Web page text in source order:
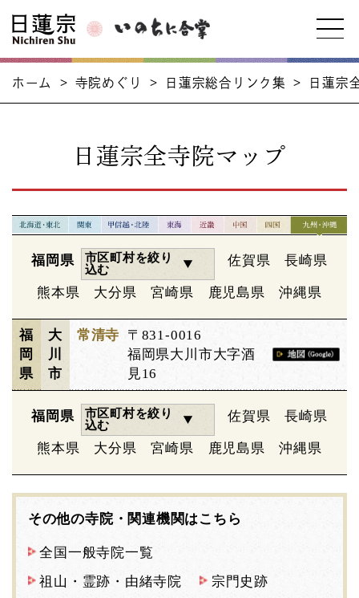
ホーム > 寺院めぐり > 日蓮宗総合リンク集 > 日蓮宗
日蓮宗全寺院マップ
福岡県
市区町村を絞り
込む
佐賀県 長崎県
熊本県 大分県 宮崎県 鹿児島県 沖縄県
福
岡
県
大
川
市
常清寺
〒831-0016
福岡県大川市大字酒
見16
福岡県
市区町村を絞り
込む
佐賀県 長崎県
熊本県 大分県 宮崎県 鹿児島県 沖縄県
その他の寺院・関連機関はこちら
全国一般寺院一覧
祖山・霊跡・由緒寺院
宗門史跡